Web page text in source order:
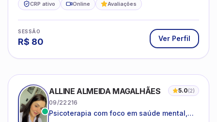
CRP ativo Online Avaliações
SESSÃO
R$ 80 Ver Perfil
ALLINE ALMEIDA MAGALHÃES 5.0(2)
09/22216
Psicoterapia com foco em saúde mental,